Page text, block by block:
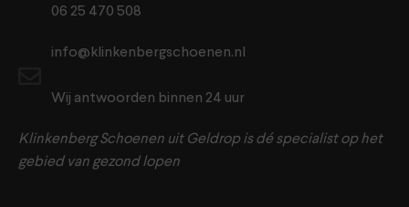
06 25 470 508
info@klinkenbergschoenen.nl
Wij antwoorden binnen 24 uur
Klinkenberg Schoenen uit Geldrop is dé specialist op het
gebied van gezond lopen